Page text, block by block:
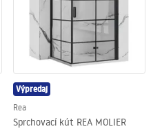
Výpredaj
Rea
Sprchovací kút REA MOLIER